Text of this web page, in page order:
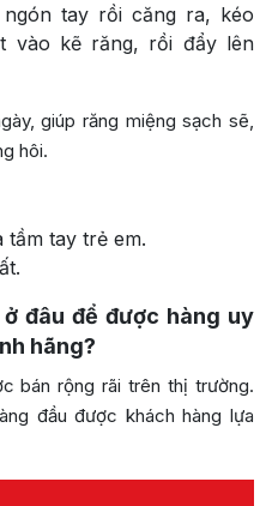
tay rồi căng ra, kéo
vào kẽ răng, rồi đẩy lên
giúp răng miệng sạch sẽ,
hôi.
tay trẻ em.
đâu để được hàng uy
hãng?
bán rộng rãi trên thị trường.
đầu được khách hàng lựa